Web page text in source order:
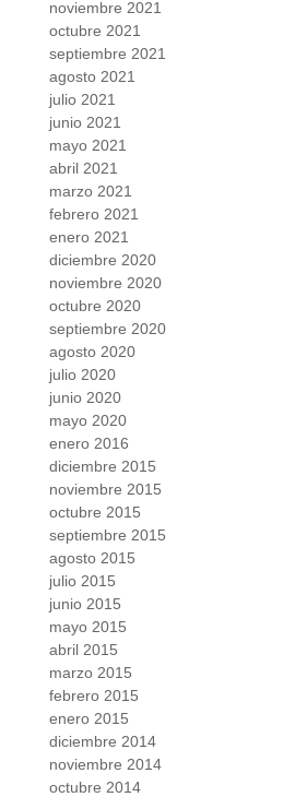
noviembre 2021
octubre 2021
septiembre 2021
agosto 2021
julio 2021
junio 2021
mayo 2021
abril 2021
marzo 2021
febrero 2021
enero 2021
diciembre 2020
noviembre 2020
octubre 2020
septiembre 2020
agosto 2020
julio 2020
junio 2020
mayo 2020
enero 2016
diciembre 2015
noviembre 2015
octubre 2015
septiembre 2015
agosto 2015
julio 2015
junio 2015
mayo 2015
abril 2015
marzo 2015
febrero 2015
enero 2015
diciembre 2014
noviembre 2014
octubre 2014